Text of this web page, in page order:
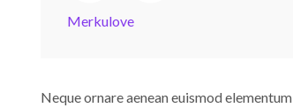
Merkulove
Neque ornare aenean euismod